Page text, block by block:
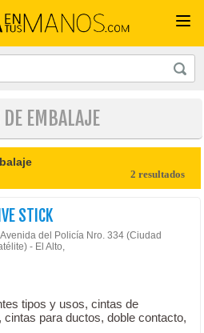
EMBALAJE
2 resultados
STICK
Avenida del Policía Nro. 334 (Ciudad
- El Alto,
tipos y usos, cintas de
para ductos, doble contacto,